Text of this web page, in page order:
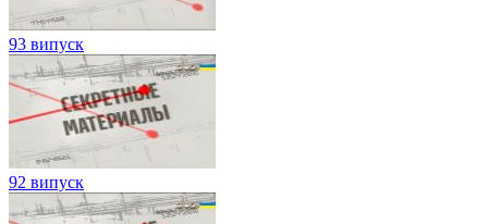
93 випуск
92 випуск